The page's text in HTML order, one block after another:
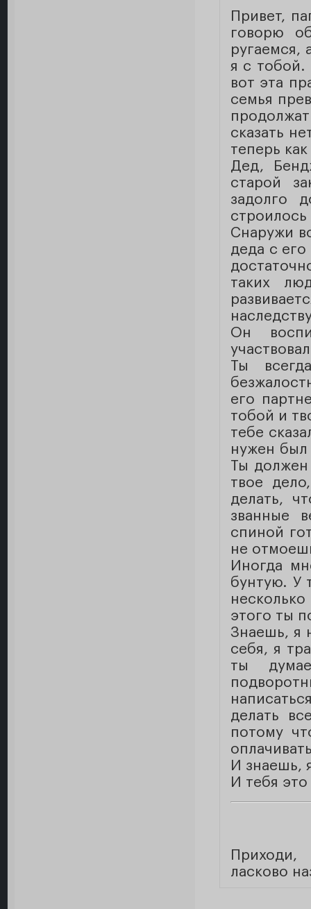
Привет,
говорю
ругаемся,
я с тобой.
вот эта
семья
сказать
теперь
Дед,
старой
задолго
Снаружи
деда с
таких
Он
Ты
его
тобой и
тебе
нужен был
Ты должен
твое
делать,
званные
спиной
не
Иногда
бунтую. У
этого ты
Знаешь, я
себя, я
ты
делать
потому
И знаешь,
И тебя это
Приходи,
ласково